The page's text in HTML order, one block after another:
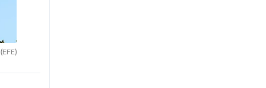
(EFE)